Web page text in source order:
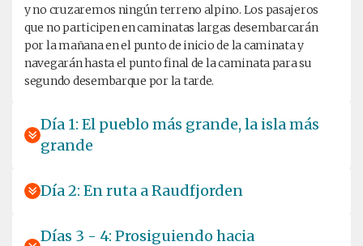
y no cruzaremos ningún terreno alpino. Los pasajeros
que no participen en caminatas largas desembarcarán
por la mañana en el punto de inicio de la caminata y
navegarán hasta el punto final de la caminata para su
segundo desembarque por la tarde.
Día 1: El pueblo más grande, la isla más
grande
Día 2: En ruta a Raudfjorden
Días 3 - 4: Prosiguiendo hacia